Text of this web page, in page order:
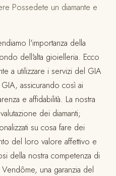
Possedete un diamante e
l'importanza della
dell'alta gioielleria. Ecco
a utilizzare i servizi del GIA
assicurando così ai
e affidabilità. La nostra
dei diamanti;
su cosa fare dei
del loro valore affettivo e
della nostra competenza di
una garanzia del